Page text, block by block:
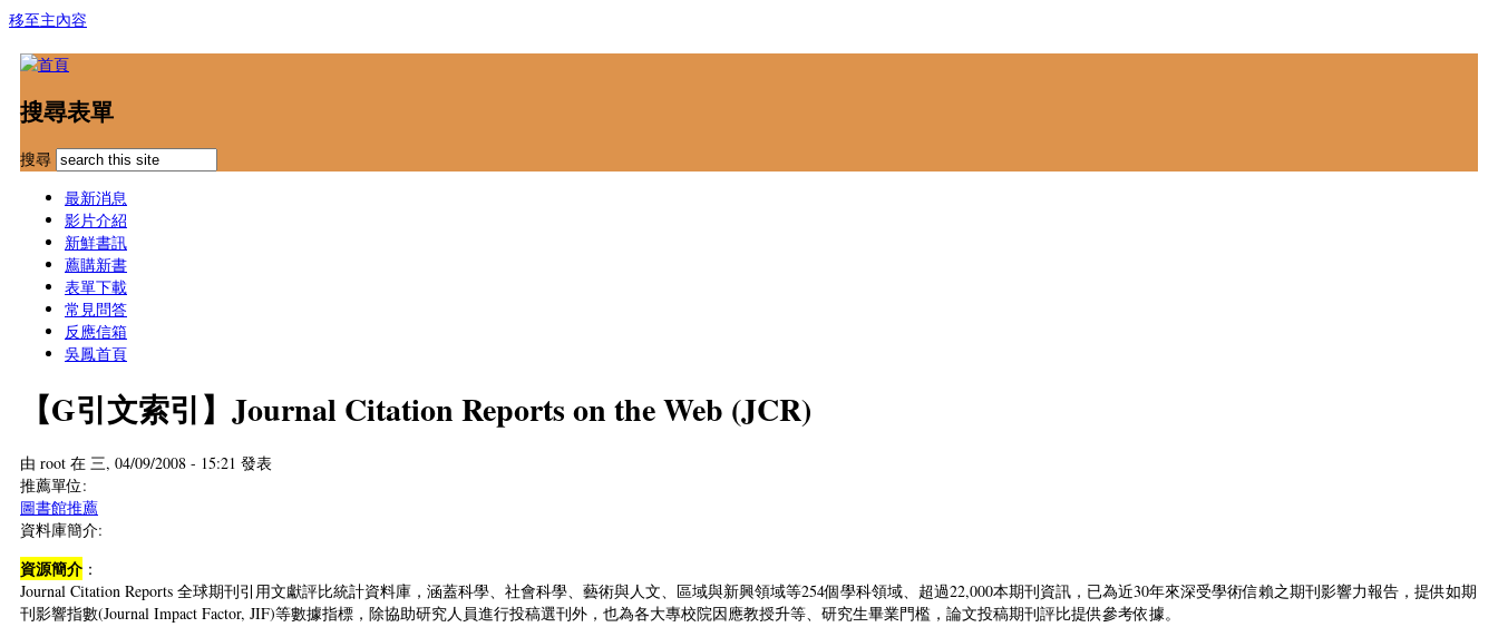
移至主內容
搜尋表單
搜尋
最新消息
影片介紹
新鮮書訊
薦購新書
表單下載
常見問答
反應信箱
吳鳳首頁
【G引文索引】Journal Citation Reports on the Web (JCR)
由 root 在 三, 04/09/2008 - 15:21 發表
推薦單位:
圖書館推薦
資料庫簡介:
資源簡介 ：
Journal Citation Reports 全球期刊引用文獻評比統計資料庫，涵蓋科學、社會科學、藝術與人文、區域與新興領域等254個學科領域、超過22,000本期刊資訊，已為近30年來深受學術信賴之期刊影響力報告，提供如期
刊影響指數(Journal Impact Factor, JIF)等數據指標，除協助研究人員進行投稿選刊外，也為各大專校院因應教授升等、研究生畢業門檻，論文投稿期刊評比提供參考依據。